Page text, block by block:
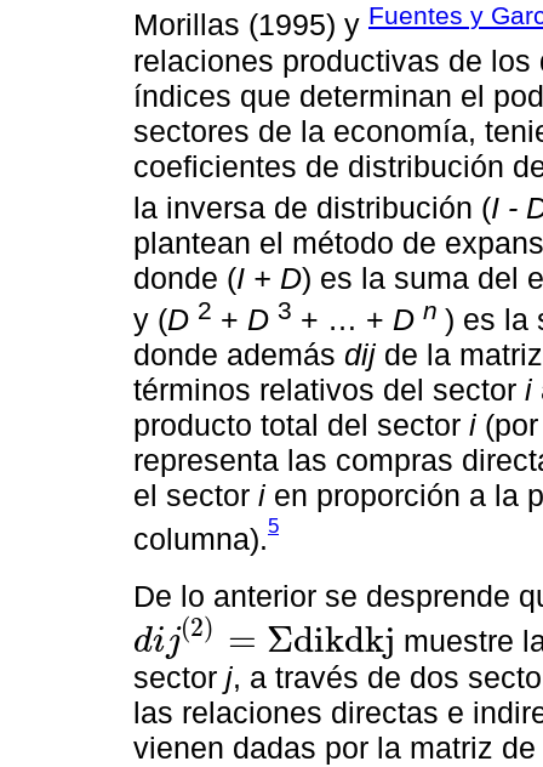
Morillas (1995) y Fuentes y
relaciones productivas de
índices que determinan el
sectores de la economía,
coeficientes de distribución
la inversa de distribución (I -
plantean el método de
donde (I + D) es la suma del
y (D 2 + D 3 + … + D n ) es la
donde además dij de la
términos relativos del sector i
producto total del sector i
representa las compras
el sector i en proporción a la
columna).5
De lo anterior se desprende
dij(2) = Σdikdkj
dij(2) =Σ d k
muestre
sector j, a través de dos
las relaciones directas e
vienen dadas por la matriz